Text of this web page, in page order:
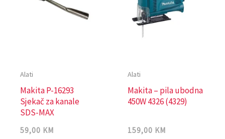
Alati
Makita P-16293
Sjekač za kanale
SDS-MAX
59,00 KM
Alati
Makita – pila ubodna
450W 4326 (4329)
159,00 KM